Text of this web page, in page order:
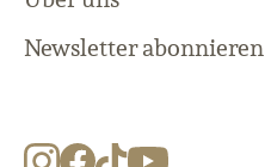
Newsletter abonnieren